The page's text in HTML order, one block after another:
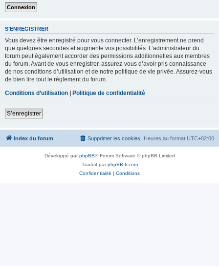
S’ENREGISTRER
Vous devez être enregistré pour vous connecter. L’enregistrement ne prend
que quelques secondes et augmente vos possibilités. L’administrateur du
forum peut également accorder des permissions additionnelles aux membres
du forum. Avant de vous enregistrer, assurez-vous d’avoir pris connaissance
de nos conditions d’utilisation et de notre politique de vie privée. Assurez-vous
de bien lire tout le règlement du forum.
Conditions d’utilisation | Politique de confidentialité
S’enregistrer
Index du forum Heures au format UTC+02:00
Supprimer les cookies
Développé parphpBB® Forum Software © phpBB Limited
Traduit parphpBB-fr.com
Confidentialité | Conditions